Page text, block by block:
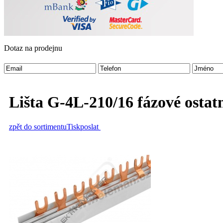
Dotaz na prodejnu
Lišta G-4L-210/16 fázové
zpět do sortimentuTiskposlat